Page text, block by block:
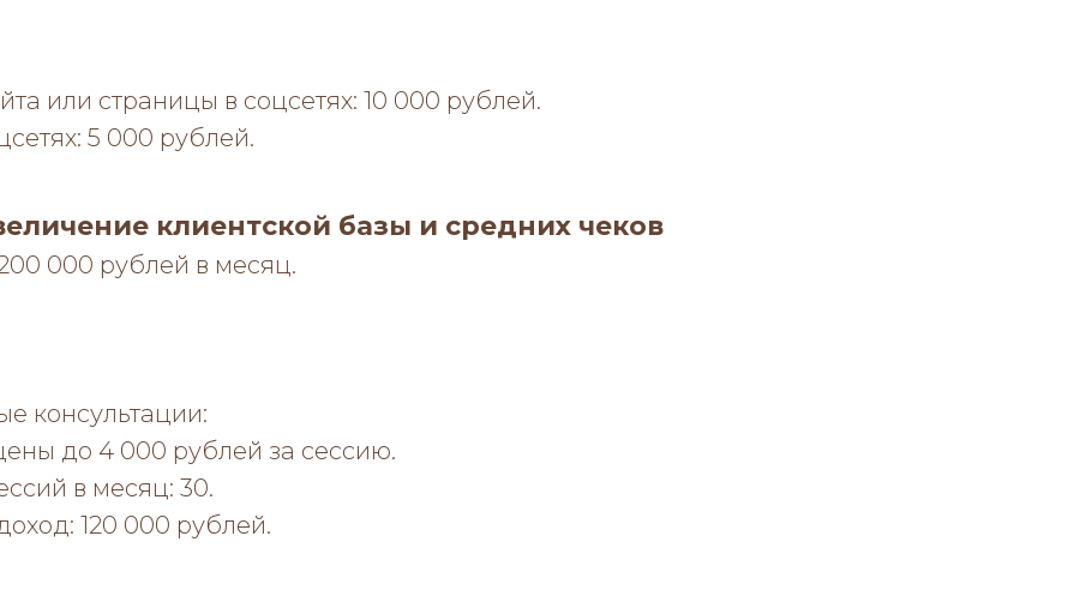
или страницы в соцсетях: 10 000 рублей.
5 000 рублей.
клиентской базы и средних чеков
000 рублей в месяц.
консультации:
до 4 000 рублей за сессию.
в месяц: 30.
120 000 рублей.